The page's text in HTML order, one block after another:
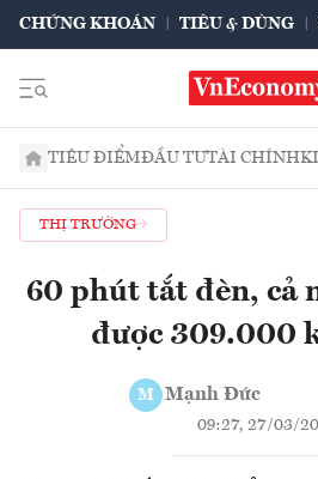
CHỨNG KHOÁN TIÊU & DÙNG
TIÊU ĐIỂMĐẦU TƯTÀI CHÍNH
THỊ TRƯỜNG
60 phút tắt đèn, cả
được 309.000
M Mạnh Đức
09:27, 27/03/